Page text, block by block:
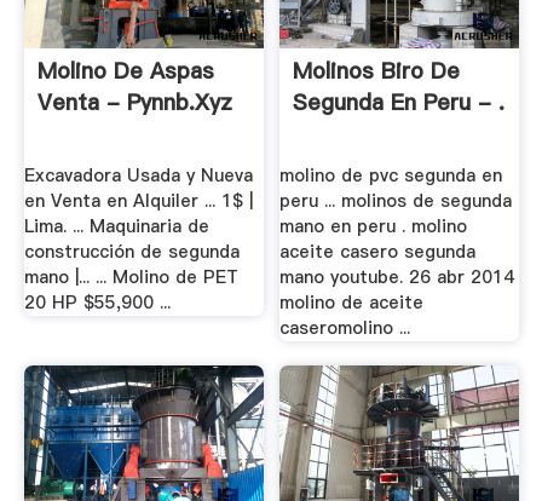
Molino De Aspas
Venta - Pynnb.xyz
Excavadora Usada y Nueva
en Venta en Alquiler ... 1$ |
Lima. ... Maquinaria de
construcción de segunda
mano |... ... Molino de PET
20 HP $55,900 ...
Molinos Biro De
Segunda En Peru - .
molino de pvc segunda en
peru ... molinos de segunda
mano en peru . molino
aceite casero segunda
mano youtube. 26 abr 2014
molino de aceite
caseromolino ...